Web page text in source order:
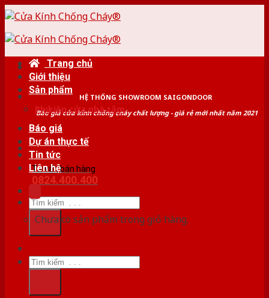
Skip
content
HỆ THỐNG SHOWROOM SAIGONDOOR
Báo giá cửa kính chống cháy chất lượng - giá rẻ mới nhất năm 2021
Tư vấn bán hàng
0824.400.400
Tìm
kiếm:
Trang chủ
Giới thiệu
Sản phẩm
Phụ kiện cửa nhà tắm
Báo giá
Dự án thực tế
Tin tức
Liên hệ
Chưa có sản phẩm trong giỏ hàng.
Tìm
kiếm: